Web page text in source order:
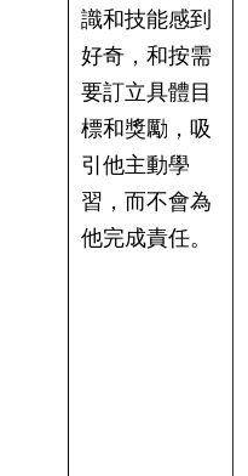
識和技能感到
好奇，和按需
要訂立具體目
標和獎勵，吸
引他主動學
習，而不會為
他完成責任。